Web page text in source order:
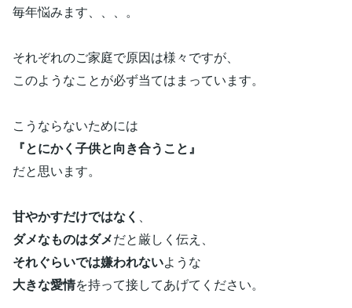
毎年悩みます、、、。
それぞれのご家庭で原因は様々ですが、
このようなことが必ず当てはまっています。
こうならないためには
『とにかく子供と向き合うこと』
だと思います。
甘やかすだけではなく 、
ダメなものはダメだと厳しく伝え、
それぐらいでは嫌われないような
大きな愛情を持って接してあげてください。